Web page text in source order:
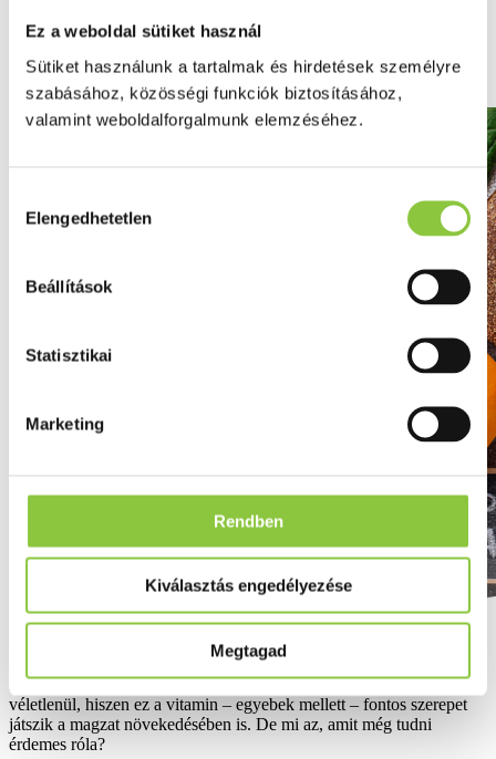
Ez a weboldal sütiket használ
Sütiket használunk a tartalmak és hirdetések személyre
szabásához, közösségi funkciók biztosításához,
valamint weboldalforgalmunk elemzéséhez.
kiválasztása
Elengedhetetlen
Beállítások
Statisztikai
Marketing
Rendben
Kiválasztás engedélyezése
Megtagad
érdemes
Aki volt már terhes, az biztosan nagyon sokszor hallotta a
felszólítást, hogy vegyen magához elegendő folsavat. Nem
véletlenül, hiszen ez a vitamin – egyebek mellett – fontos szerepet
játszik a magzat növekedésében is. De mi az, amit még tudni
érdemes róla?